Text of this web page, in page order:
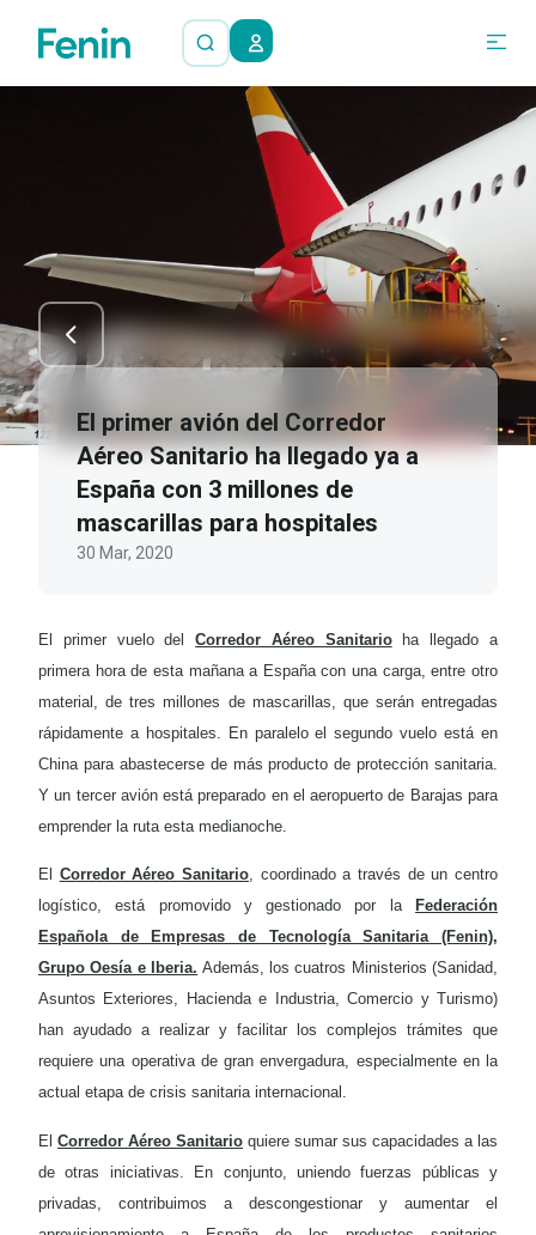
El primer avión del Corredor
Aéreo Sanitario ha llegado ya a
España con 3 millones de
mascarillas para hospitales
30 Mar, 2020
El primer vuelo delCorredor Aéreo Sanitarioha llegado a
primera hora de esta mañana a España con una carga, entre otro
material, de tres millones de mascarillas, que serán entregadas
rápidamente a hospitales. En paralelo el segundo vuelo está en
China para abastecerse de más producto de protección sanitaria.
Y un tercer avión está preparado en el aeropuerto de Barajas para
emprender la ruta esta medianoche.
El Corredor Aéreo Sanitario, coordinado a través de un centro
logístico, está promovido y gestionado por la
Federación
Española de Empresas de Tecnología Sanitaria (Fenin),
Grupo Oesía e Iberia. Además, los cuatros Ministerios (Sanidad,
Asuntos Exteriores, Hacienda e Industria, Comercio y Turismo)
han ayudado a realizar y facilitar los complejos trámites que
requiere una operativa de gran envergadura, especialmente en la
actual etapa de crisis sanitaria internacional.
El Corredor Aéreo Sanitario quiere sumar sus capacidades a las
de otras iniciativas. En conjunto, uniendo fuerzas públicas y
privadas, contribuimos a descongestionar y aumentar el